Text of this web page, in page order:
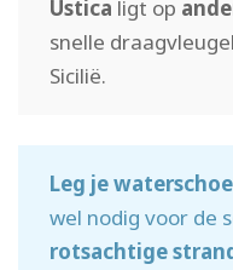
Ustica ligt op
snelle
Sicilië.
Leg je
wel nodig voor de
rotsachtige